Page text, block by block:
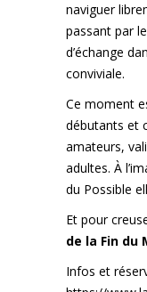
naviguer
passant par
d’échange
conviviale.
Ce moment
débutants et
amateurs,
adultes. À
du Possible
Et pour
de la Fin du
Infos et